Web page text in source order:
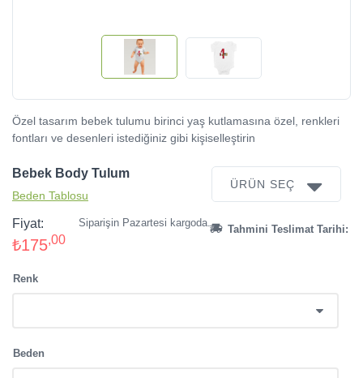
Özel tasarım bebek tulumu birinci yaş kutlamasına özel, renkleri
fontları ve desenleri istediğiniz gibi kişiselleştirin
Bebek Body Tulum
Beden Tablosu
ÜRÜN SEÇ
Fiyat:
₺175,00
Tahmini Teslimat Tarihi:
Siparişin Pazartesi kargoda.
Renk
Beden